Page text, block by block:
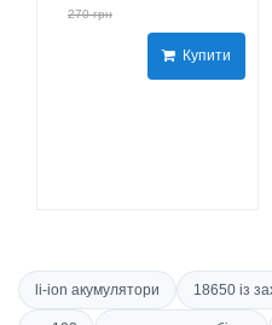
270 грн
Купити
li-ion акумулятори 18650 із